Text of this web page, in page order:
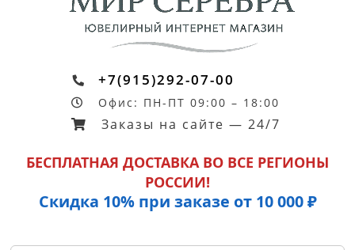
+7(915)292-07-00
Офис: ПН-ПТ 09:00 – 18:00
Заказы на сайте — 24/7
БЕСПЛАТНАЯ ДОСТАВКА ВО ВСЕ РЕГИОНЫ
РОССИИ!
Скидка 10% при заказе от 10 000 ₽